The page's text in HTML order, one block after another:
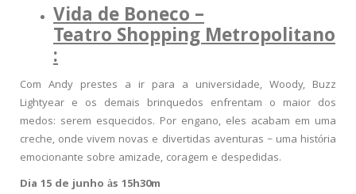
Vida de Boneco –
Teatro Shopping Metropolitano
:
Com Andy prestes a ir para a universidade, Woody, Buzz
Lightyear e os demais brinquedos enfrentam o maior dos
medos: serem esquecidos. Por engano, eles acabam em uma
creche, onde vivem novas e divertidas aventuras – uma história
emocionante sobre amizade, coragem e despedidas.
Dia 15 de junho às 15h30m